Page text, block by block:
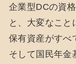
企業型DCの資
と、大変なこと
保有資産がすべ
そして国民年金